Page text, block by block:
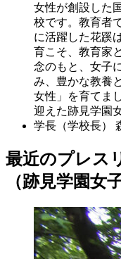
女性が創設した
校です。教育者
に活躍した花蹊
育こそ、教育家
念のもと、女子
み、豊かな教養
女性」を育てま
迎えた跡見学園
学長（学校長）
最近のプレス
（跡見学園女